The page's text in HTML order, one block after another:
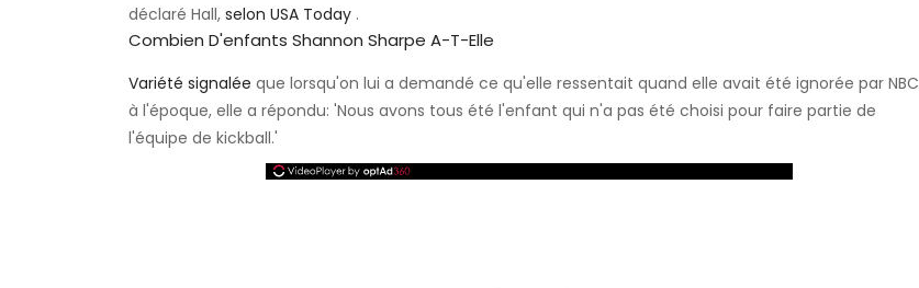
déclaré Hall, selon USA Today .
Combien D'enfants Shannon Sharpe A-T-Elle
Variété signalée que lorsqu'on lui a demandé ce qu'elle ressentait quand elle avait été ignorée par NBC
à l'époque, elle a répondu: 'Nous avons tous été l'enfant qui n'a pas été choisi pour faire partie de
l'équipe de kickball.'